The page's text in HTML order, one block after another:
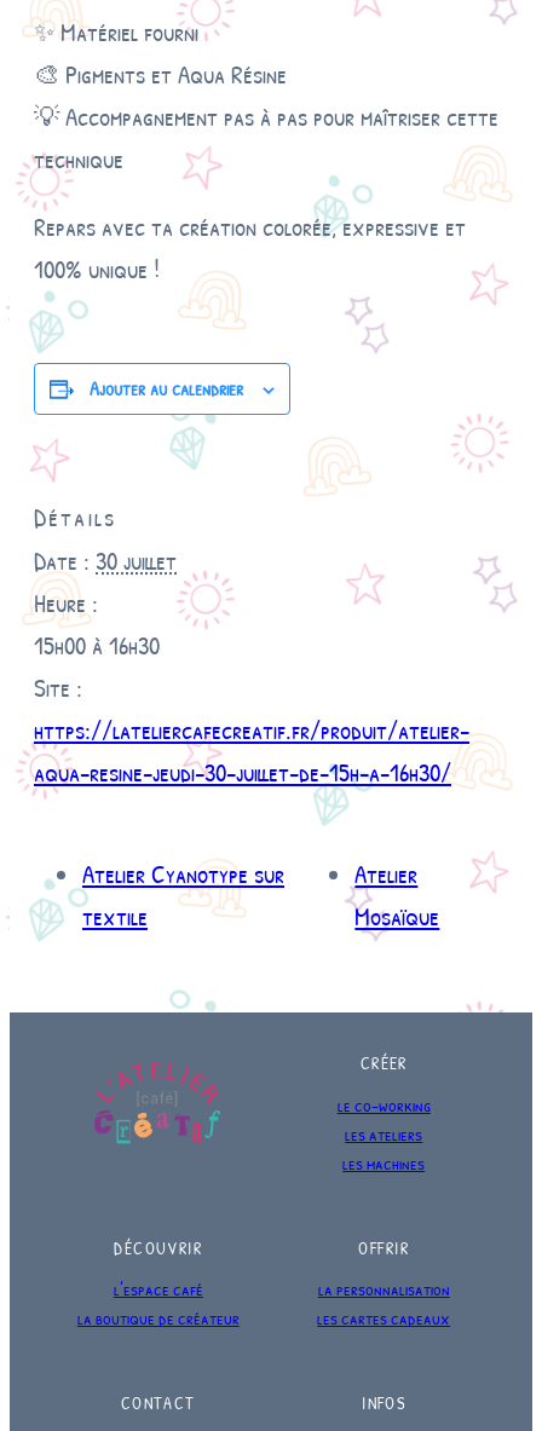
✨ Matériel fourni
🎨 Pigments et Aqua Résine
💡 Accompagnement pas à pas pour maîtriser cette
technique
Repars avec ta création colorée, expressive et
100% unique !
Ajouter au calendrier
Détails
Date : 30 juillet
Heure :
15h00 à 16h30
Site :
https://lateliercafecreatif.fr/produit/atelier-
aqua-resine-jeudi-30-juillet-de-15h-a-16h30/
Atelier Cyanotype sur
textile
Atelier
Mosaïque
CRÉER
le co-working
les ateliers
les machines
DÉCOUVRIR
l’espace café
la boutique de créateur
OFFRIR
la personnalisation
les cartes cadeaux
CONTACT INFOS